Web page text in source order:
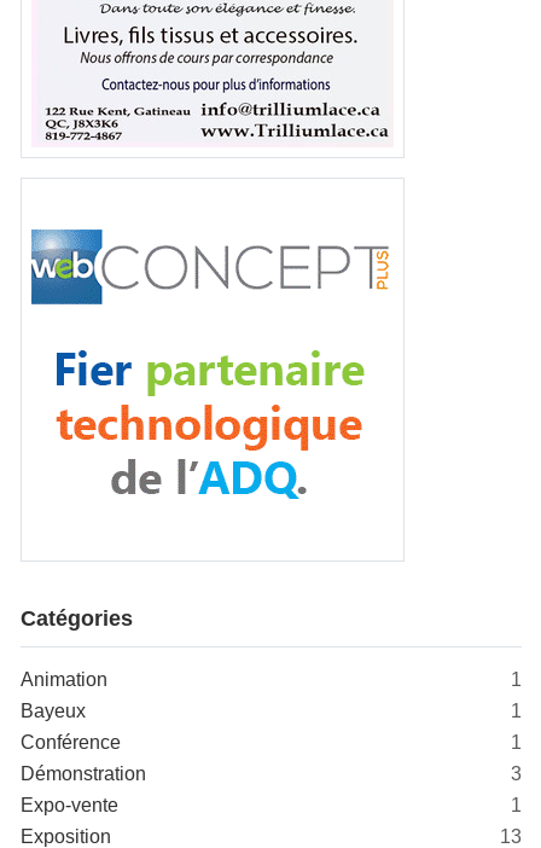
Catégories
Animation
1
Bayeux
1
Conférence
1
Démonstration
3
Expo-vente
1
Exposition
13